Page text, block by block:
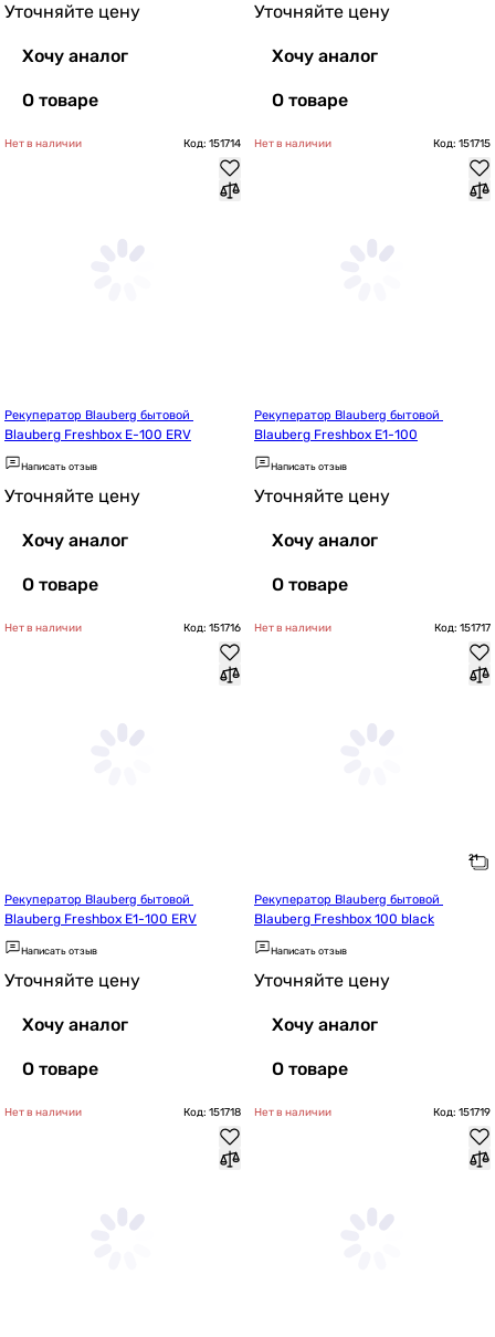
Уточняйте цену
Хочу аналог
О товаре
Уточняйте цену
Хочу аналог
О товаре
Нет в наличии Код: 151714
Blauberg Freshbox E-100 ERV
Написать отзыв
Уточняйте цену
Хочу аналог
О товаре
Нет в наличии Код: 151715
Blauberg Freshbox E1-100
Написать отзыв
Уточняйте цену
Хочу аналог
О товаре
Нет в наличии Код: 151716
Blauberg Freshbox E1-100 ERV
Написать отзыв
Уточняйте цену
Хочу аналог
О товаре
Нет в наличии Код: 151717
Blauberg Freshbox 100 black
Написать отзыв
Уточняйте цену
Хочу аналог
О товаре
Нет в наличии Код: 151718 Нет в наличии Код: 151719